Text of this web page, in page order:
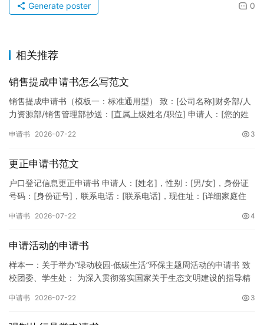
0
Generate poster
相关推荐
销售提成申请书怎么写范文
销售提成申请书（模板一：标准通用型） 致：[公司名称]财务部/人
力资源部/销售管理部抄送：[直属上级姓名/职位] 申请人：[您的姓
申请书 2026-07-22 3
更正申请书范文
户口登记信息更正申请书 申请人：[姓名]，性别：[男/女]，身份证
号码：[身份证号]，联系电话：[联系电话]，现住址：[详细家庭住
申请书 2026-07-22 4
申请活动的申请书
样本一：关于举办“绿动校园·低碳生活”环保主题周活动的申请书 致
校团委、学生处： 为深入贯彻落实国家关于生态文明建设的指导精
申请书 2026-07-22 3